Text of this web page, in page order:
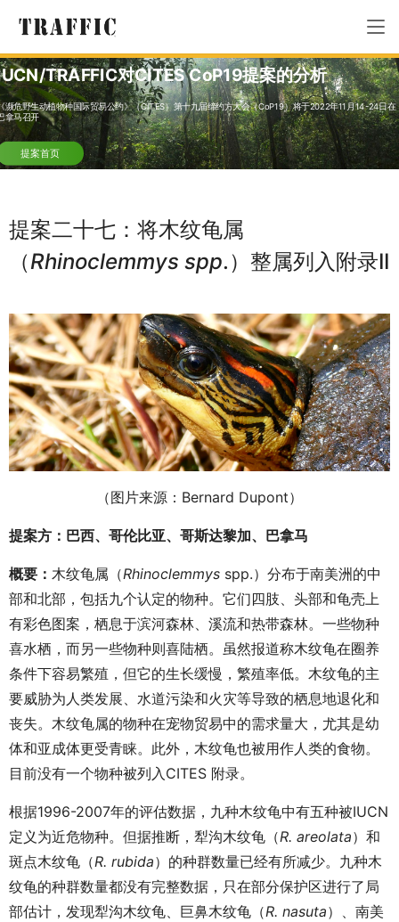
TRAFFIC对CITES CoP19提案的分析
濒危野生动植物种国际贸易公约》（CITES）第十九届缔约方大会（CoP19）将于2022年11月14-24日在
拿马召开
提案首页
提案二十七：将木纹龟属
（Rhinoclemmys spp.）整属列入附录II
（图片来源：Bernard Dupont）
提案方：巴西、哥伦比亚、哥斯达黎加、巴拿马
概要： 木纹龟属（Rhinoclemmys spp.）分布于南美洲的中
部和北部，包括九个认定的物种。它们四肢、头部和龟壳上
有彩色图案，栖息于滨河森林、溪流和热带森林。一些物种
喜水栖，而另一些物种则喜陆栖。虽然报道称木纹龟在圈养
条件下容易繁殖，但它的生长缓慢，繁殖率低。木纹龟的主
要威胁为人类发展、水道污染和火灾等导致的栖息地退化和
丧失。木纹龟属的物种在宠物贸易中的需求量大，尤其是幼
体和亚成体更受青睐。此外，木纹龟也被用作人类的食物。
目前没有一个物种被列入CITES 附录。
根据1996-2007年的评估数据，九种木纹龟中有五种被IUCN
定义为近危物种。但据推断，犁沟木纹龟（R. areolata）和
斑点木纹龟（R. rubida）的种群数量已经有所减少。九种木
纹龟的种群数量都没有完整数据，只在部分保护区进行了局
部估计，发现犁沟木纹龟、巨鼻木纹龟（R. nasuta）、南美